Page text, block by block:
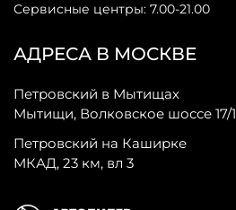
АДРЕСА В МОСКВЕ
Петровский в Мытищах
Мытищи, Волковское шоссе 17/1
Петровский на Каширке
МКАД, 23 км, вл 3
Сервисные центры: 7.00-21.00